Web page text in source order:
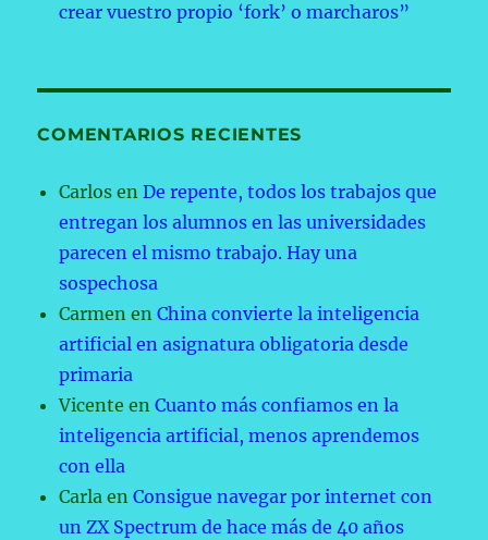
crear vuestro propio ‘fork’ o marcharos”
COMENTARIOS RECIENTES
Carlos enDe repente, todos los trabajos que
entregan los alumnos en las universidades
parecen el mismo trabajo. Hay una
sospechosa
Carmen enChina convierte la inteligencia
artificial en asignatura obligatoria desde
primaria
Vicente enCuanto más confiamos en la
inteligencia artificial, menos aprendemos
con ella
Carla enConsigue navegar por internet con
un ZX Spectrum de hace más de 40 años